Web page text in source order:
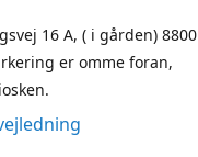
16 A, ( i gården) 8800
er omme foran,